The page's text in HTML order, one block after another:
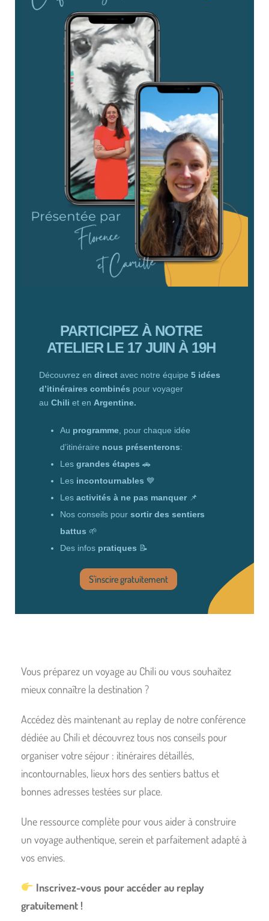
PARTICIPEZ À NOTRE
ATELIER LE 17 JUIN À 19H
Découvrez en direct avec notre équipe 5 idées
d’itinéraires combinés pour voyager
au Chili et en Argentine.
Au programme , pour chaque idée
d’itinéraire nous présenterons:
Les grandes étapes 🚗
Les incontournables 💙
Les activités à ne pas manquer📌
Nos conseils pour sortir des sentiers
battus 🌱
Des infos pratiques 📝
S'inscire gratuitement
Vous préparez un voyage au Chili ou vous souhaitez
mieux connaître la destination ?
Accédez dès maintenant au replay de notre conférence
dédiée au Chili et découvrez tous nos conseils pour
organiser votre séjour : itinéraires détaillés,
incontournables, lieux hors des sentiers battus et
bonnes adresses testées sur place.
Une ressource complète pour vous aider à construire
un voyage authentique, serein et parfaitement adapté à
vos envies.
Inscrivez-vous pour accéder au replay
gratuitement !